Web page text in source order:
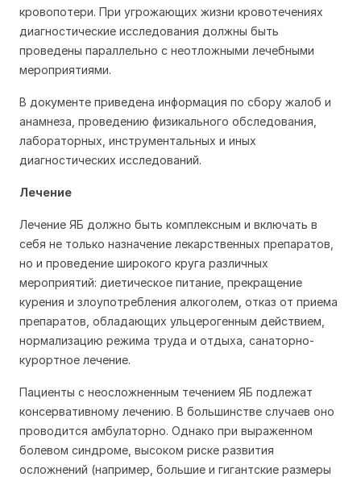
кровопотери. При угрожающих жизни кровотечениях
диагностические исследования должны быть
проведены параллельно с неотложными лечебными
мероприятиями.
В документе приведена информация по сбору жалоб и
анамнеза, проведению физикального обследования,
лабораторных, инструментальных и иных
диагностических исследований.
Лечение
Лечение ЯБ должно быть комплексным и включать в
себя не только назначение лекарственных препаратов,
но и проведение широкого круга различных
мероприятий: диетическое питание, прекращение
курения и злоупотребления алкоголем, отказ от приема
препаратов, обладающих ульцерогенным действием,
нормализацию режима труда и отдыха, санаторно-
курортное лечение.
Пациенты с неосложненным течением ЯБ подлежат
консервативному лечению. В большинстве случаев оно
проводится амбулаторно. Однако при выраженном
болевом синдроме, высоком риске развития
осложнений (например, большие и гигантские размеры